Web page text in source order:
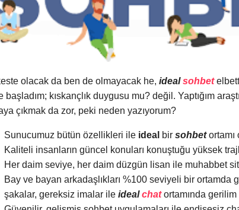
olacak da ben de olmayacak he, idealsohbet
başladım; kıskançlık duygusu mu? değil. Yaptığım
çıkmak da zor, peki neden yazıyorum?
Sunucumuz bütün özellikleri ile ideal bir sohbetortamı
Kaliteli insanların güncel konuları konuştuğu yüksek
Her daim seviye, her daim düzgün lisan ile muhabbet
Bay ve bayan arkadaşlıkları %100 seviyeli bir ortamda
şakalar, gereksiz imalar ile idealchatortamında gerilim